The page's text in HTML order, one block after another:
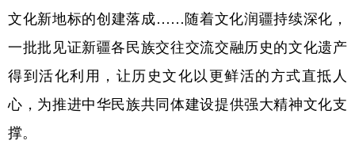
文化新地标的创建落成……随着文化润疆持续深化，
一批批见证新疆各民族交往交流交融历史的文化遗产
得到活化利用，让历史文化以更鲜活的方式直抵人
心，为推进中华民族共同体建设提供强大精神文化支
撑。